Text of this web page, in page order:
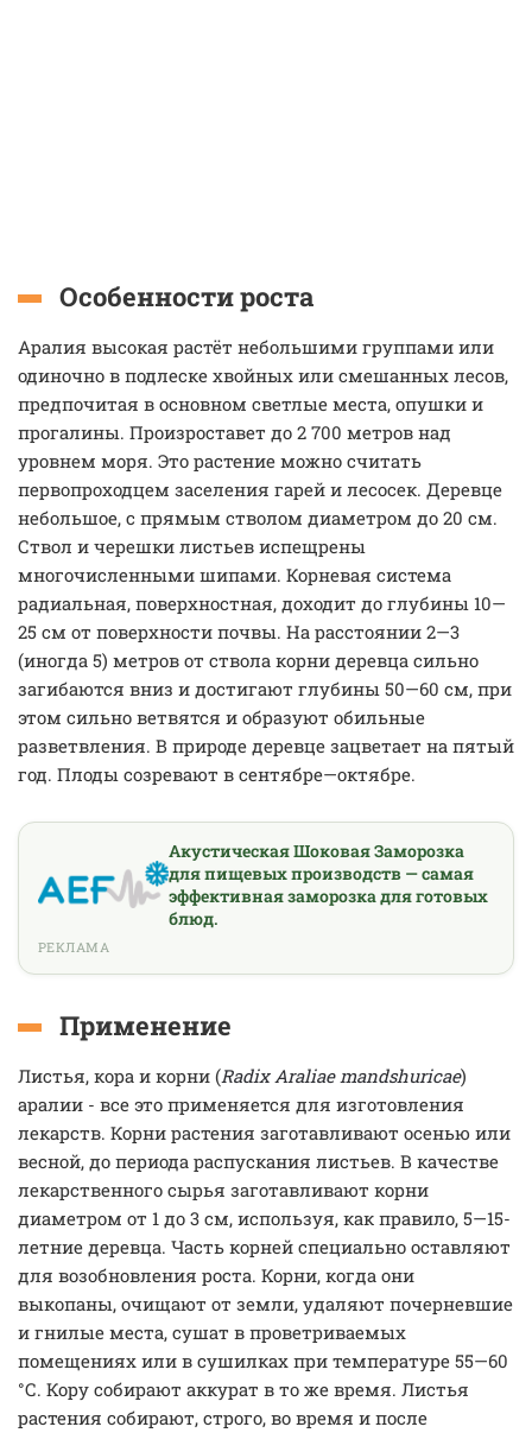
Особенности роста
Аралия высокая растёт небольшими группами или
одиночно в подлеске хвойных или смешанных лесов,
предпочитая в основном светлые места, опушки и
прогалины. Произроставет до 2 700 метров над
уровнем моря. Это растение можно считать
первопроходцем заселения гарей и лесосек. Деревце
небольшое, с прямым стволом диаметром до 20 см.
Ствол и черешки листьев испещрены
многочисленными шипами. Корневая система
радиальная, поверхностная, доходит до глубины 10—
25 см от поверхности почвы. На расстоянии 2—3
(иногда 5) метров от ствола корни деревца сильно
загибаются вниз и достигают глубины 50—60 см, при
этом сильно ветвятся и образуют обильные
разветвления. В природе деревце зацветает на пятый
год. Плоды созревают в сентябре—октябре.
Акустическая Шоковая Заморозка
для пищевых производств — самая
эффективная заморозка для готовых
блюд.
РЕКЛАМА
Применение
Листья, кора и корни (Radix Araliae mandshuricae)
аралии - все это применяется для изготовления
лекарств. Корни растения заготавливают осенью или
весной, до периода распускания листьев. В качестве
лекарственного сырья заготавливают корни
диаметром от 1 до 3 см, используя, как правило, 5—15-
летние деревца. Часть корней специально оставляют
для возобновления роста. Корни, когда они
выкопаны, очищают от земли, удаляют почерневшие
и гнилые места, сушат в проветриваемых
помещениях или в сушилках при температуре 55—60
°С. Кору собирают аккурат в то же время. Листья
растения собирают, строго, во время и после